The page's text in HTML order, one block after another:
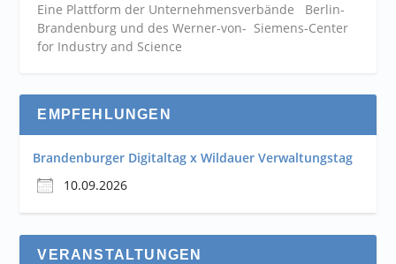
Eine Plattform der Unternehmensverbände Berlin-
Brandenburg und des Werner-von- Siemens-Center
for Industry and Science
EMPFEHLUNGEN
Brandenburger Digitaltag x Wildauer Verwaltungstag
10.09.2026
VERANSTALTUNGEN